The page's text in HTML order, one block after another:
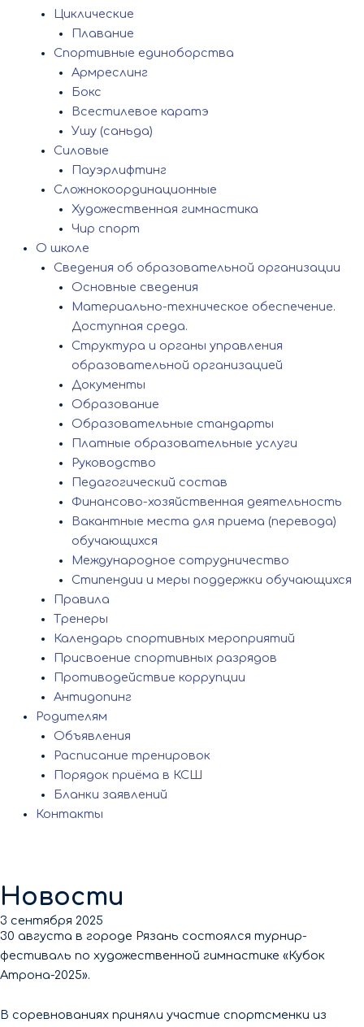
Циклические
Плавание
Спортивные единоборства
Армреслинг
Бокс
Всестилевое каратэ
Ушу (саньда)
Силовые
Пауэрлифтинг
Сложнокоординационные
Художественная гимнастика
Чир спорт
О школе
Сведения об образовательной организации
Основные сведения
Материально-техническое обеспечение.
Доступная среда.
Структура и органы управления
образовательной организацией
Документы
Образование
Образовательные стандарты
Платные образовательные услуги
Руководство
Педагогический состав
Финансово-хозяйственная деятельность
Вакантные места для приема (перевода)
обучающихся
Международное сотрудничество
Стипендии и меры поддержки обучающихся
Правила
Тренеры
Календарь спортивных мероприятий
Присвоение спортивных разрядов
Противодействие коррупции
Антидопинг
Родителям
Объявления
Расписание тренировок
Порядок приёма в КСШ
Бланки заявлений
Контакты
Новости
3 сентября 2025
30 августа в городе Рязань состоялся турнир-
фестиваль по художественной гимнастике «Кубок
Атрона-2025».
В соревнованиях приняли участие спортсменки из